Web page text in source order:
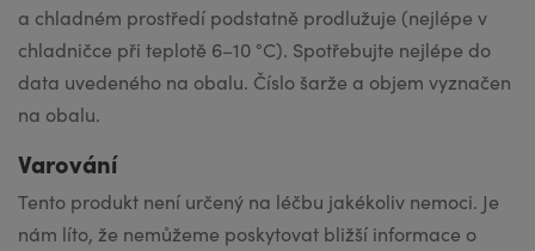
a chladném prostředí podstatně prodlužuje (nejlépe v
chladničce při teplotě 6–10 °C). Spotřebujte nejlépe do
data uvedeného na obalu. Číslo šarže a objem vyznačen
na obalu.
Varování
Tento produkt není určený na léčbu jakékoliv nemoci. Je
nám líto, že nemůžeme poskytovat bližší informace o